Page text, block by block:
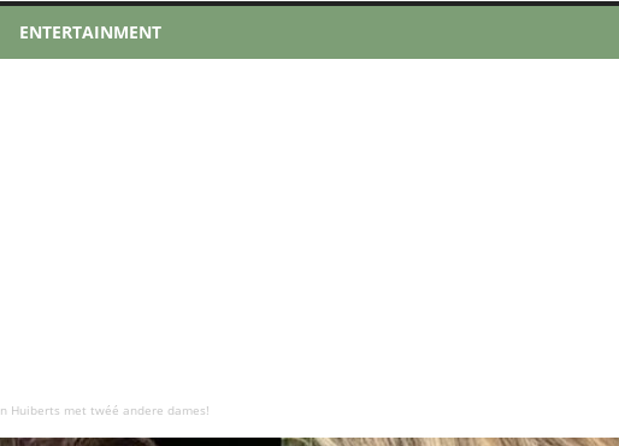
ENTERTAINMENT
Huiberts met twéé andere dames!